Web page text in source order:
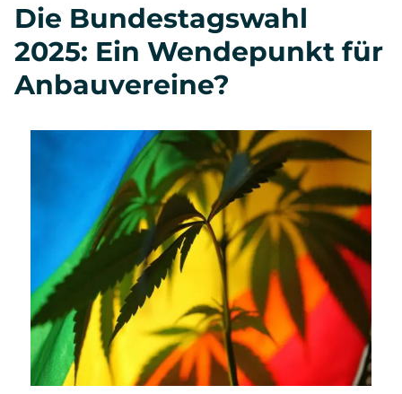
Die Bundestagswahl
2025: Ein Wendepunkt für
Anbauvereine?